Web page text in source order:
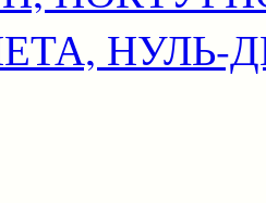
НУЛЬ-